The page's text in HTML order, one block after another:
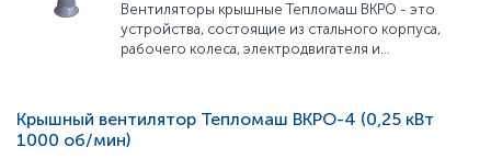
Вентиляторы крышные Тепломаш ВКРО - это
устройства, состоящие из стального корпуса,
рабочего колеса, электродвигателя и
устанавливаются на крышах зданий и обеспечивают
циркуляцию воздуха внутри помещения.
Вентиляторы этой серии имеют высокую
Крышный вентилятор Тепломаш ВКРО-4 (0,25 кВт
1000 oб/мин)